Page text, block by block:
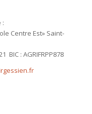
:
Centre Est» Saint-
BIC : AGRIFRPP878